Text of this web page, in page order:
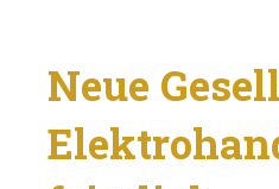
Neue